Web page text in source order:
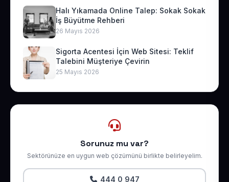
Halı Yıkamada Online Talep: Sokak Sokak
İş Büyütme Rehberi
26 Mayıs 2026
Sigorta Acentesi İçin Web Sitesi: Teklif
Talebini Müşteriye Çevirin
25 Mayıs 2026
Sorunuz mu var?
Sektörünüze en uygun web çözümünü birlikte belirleyelim.
444 0 947